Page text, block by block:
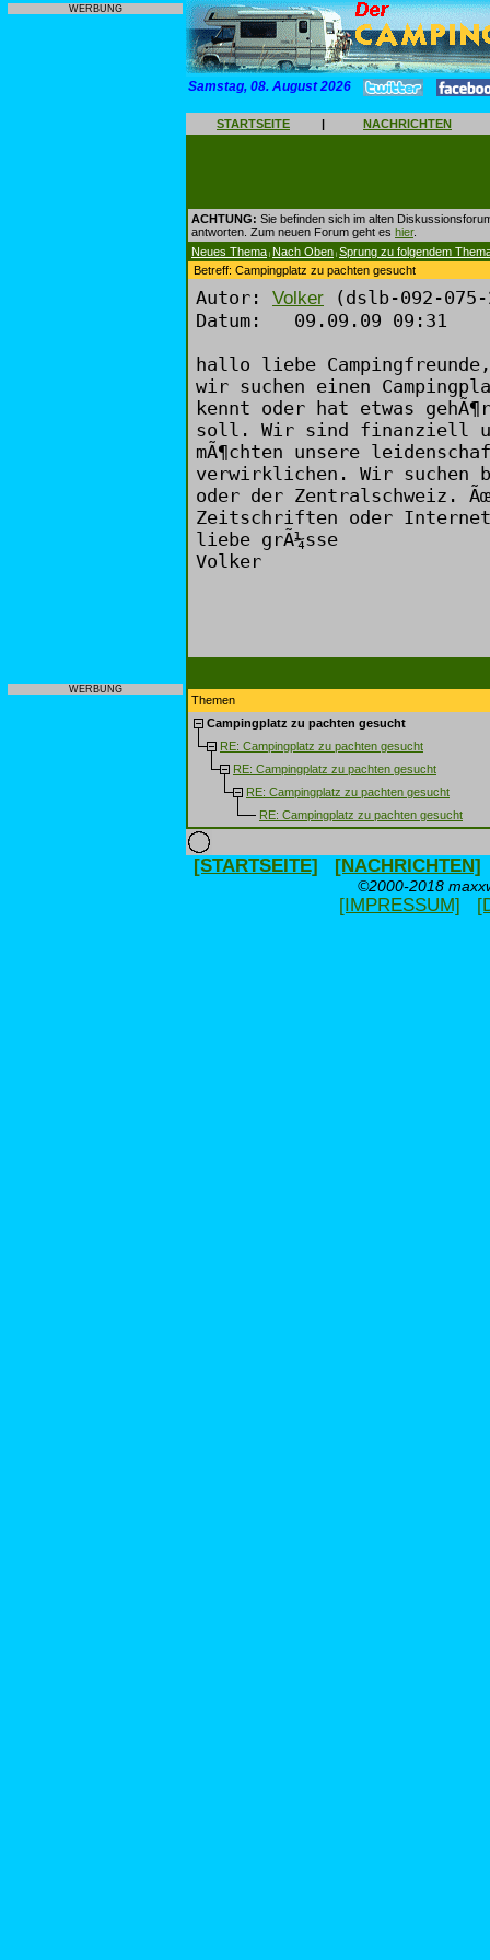
WERBUNG
WERBUNG
Samstag, 08. August 2026
STARTSEITE | NACHRICHTEN
ACHTUNG: Sie befinden sich im alten
antworten. Zum neuen Forum geht es hier.
Neues Thema | Nach Oben | Sprung zu folgendem
Betreff: Campingplatz zu pachten gesucht
Autor: Volker (dslb-092-
Datum: 09.09.09 09:31
hallo liebe Campingfreunde,
wir suchen einen
kennt oder hat etwas
soll. Wir sind finanziell
mÃ¶chten unsere
verwirklichen. Wir suchen
oder der Zentralschweiz.
Zeitschriften oder
liebe grÃ¼sse
Volker
Themen
Campingplatz zu pachten gesucht
RE: Campingplatz zu pachten gesucht
RE: Campingplatz zu pachten gesucht
RE: Campingplatz zu pachten gesucht
RE: Campingplatz zu pachten gesucht
[STARTSEITE] [NACHRICHTEN]
©2000-2018
[IMPRESSUM]